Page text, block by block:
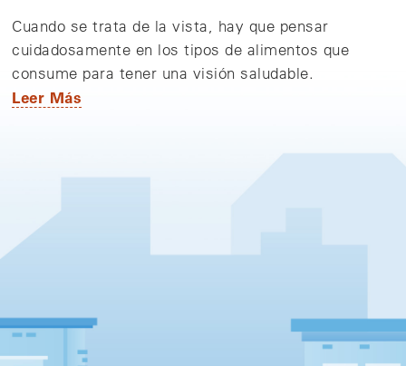
Cuando se trata de la vista, hay que pensar
cuidadosamente en los tipos de alimentos que
consume para tener una visión saludable.
Leer Más